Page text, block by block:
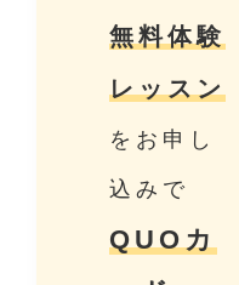
無料体験
レッスン
をお申し
込みで
QUOカ